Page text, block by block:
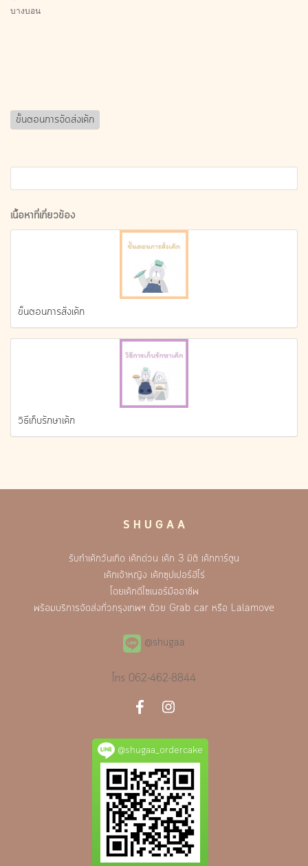
บางบอน
ขั้นตอนการจัดส่งเค้ก
เนื้อหาที่เกี่ยวข้อง
ขั้นตอนการสั่งเค้ก
วิธีเก็บรักษาเค้ก
S H U G A A
รับทำเค้กวันเกิด เค้กด่วน เค้ก 3 มิติ เค้กการ์ตูน
เค้กเจ้าหญิง เค้กซุปเปอร์ฮีโร่
โดยเค้กดีไซเนอร์มืออาชีพ
พร้อมบริการจัดส่งทั่วกรุงเทพฯ ด้วย Grab car หรือ Lalamove
@shugaa
โทร 062-462-8844
@shugaa_ordercake